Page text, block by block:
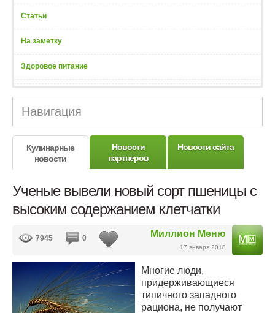
Статьи
На заметку
Здоровое питание
Навигация
Кулинарные
новости
Новости
партнеров
Новости сайта
Ученые вывели новый сорт пшеницы с
высоким содержанием клетчатки
Миллион Меню
17 января 2018
7945 0
Многие люди,
придерживающиеся
типичного западного
рациона, не получают